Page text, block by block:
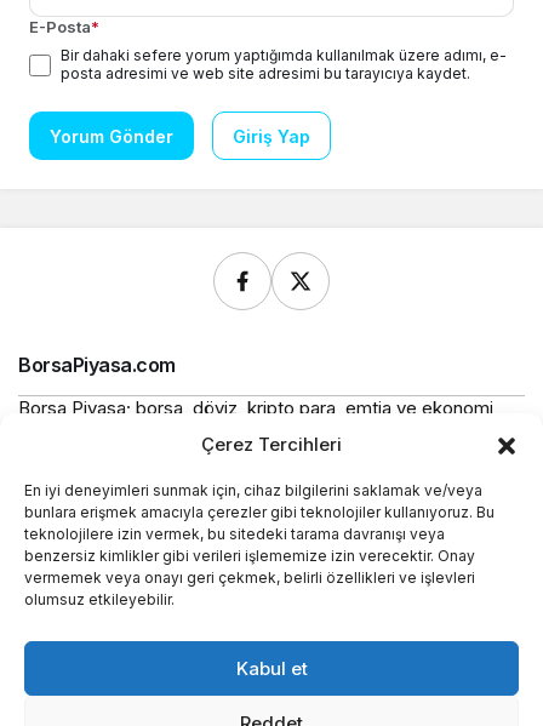
Çerez Tercihleri
En iyi deneyimleri sunmak için, cihaz bilgilerini saklamak ve/veya
bunlara erişmek amacıyla çerezler gibi teknolojiler kullanıyoruz. Bu
teknolojilere izin vermek, bu sitedeki tarama davranışı veya
benzersiz kimlikler gibi verileri işlememize izin verecektir. Onay
vermemek veya onayı geri çekmek, belirli özellikleri ve işlevleri
olumsuz etkileyebilir.
Kabul et
E-Posta*
Bir dahaki sefere yorum yaptığımda kullanılmak üzere adımı, e-
posta adresimi ve web site adresimi bu tarayıcıya kaydet.
Yorum Gönder Giriş Yap
BorsaPiyasa.com
Borsa Piyasa; borsa, döviz, kripto para, emtia ve ekonomi
alanlarında güncel haberler, piyasa verileri ve bilgilendirici
içerikler sunan bağımsız bir dijital yayın platformudur.
Bu sitede yer alan içerikler bilgilendirme amaçlıdır ve
yatırım tavsiyesi niteliği taşımaz.
Yasal
Kurumsal